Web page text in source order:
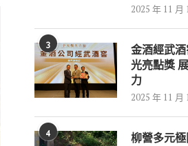
2025 年 11 月
3
金酒經武
光亮點獎
力
2025 年 11 月
4
柳營多元